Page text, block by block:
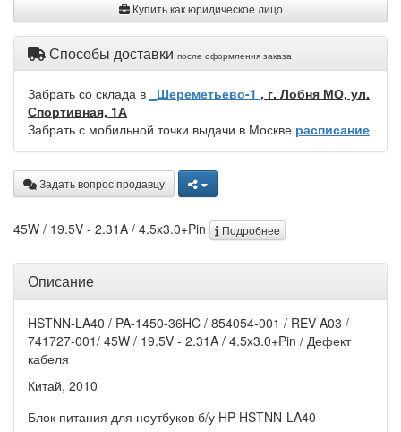
Купить как юридическое лицо
Способы доставки после оформления заказа
Забрать со склада в _Шереметьево-1 , г. Лобня МО, ул.
Спортивная, 1А
Забрать с мобильной точки выдачи в Москве расписание
Задать вопрос продавцу
45W / 19.5V - 2.31A / 4.5x3.0+Pin Подробнее
Описание
HSTNN-LA40 / PA-1450-36HC / 854054-001 / REV A03 /
741727-001/ 45W / 19.5V - 2.31A / 4.5x3.0+Pin / Дефект
кабеля
Китай, 2010
Блок питания для ноутбуков б/у HP HSTNN-LA40